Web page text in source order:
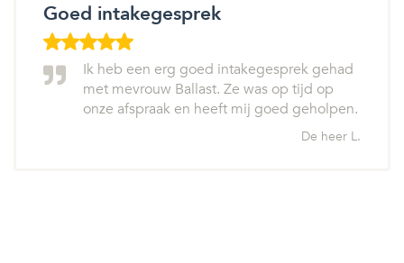
Goed intakegesprek
Ik heb een erg goed intakegesprek gehad
met mevrouw Ballast. Ze was op tijd op
onze afspraak en heeft mij goed geholpen.
De heer L.